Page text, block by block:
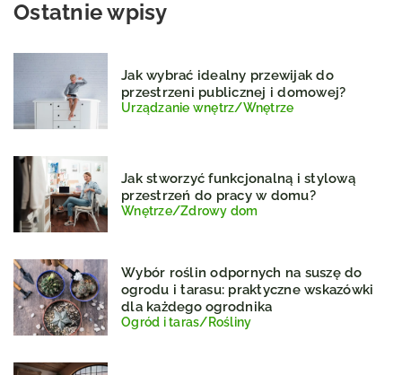
Ostatnie wpisy
Jak wybrać idealny przewijak do
przestrzeni publicznej i domowej?
Urządzanie wnętrz/Wnętrze
Jak stworzyć funkcjonalną i stylową
przestrzeń do pracy w domu?
Wnętrze/Zdrowy dom
Wybór roślin odpornych na suszę do
ogrodu i tarasu: praktyczne wskazówki
dla każdego ogrodnika
Ogród i taras/Rośliny